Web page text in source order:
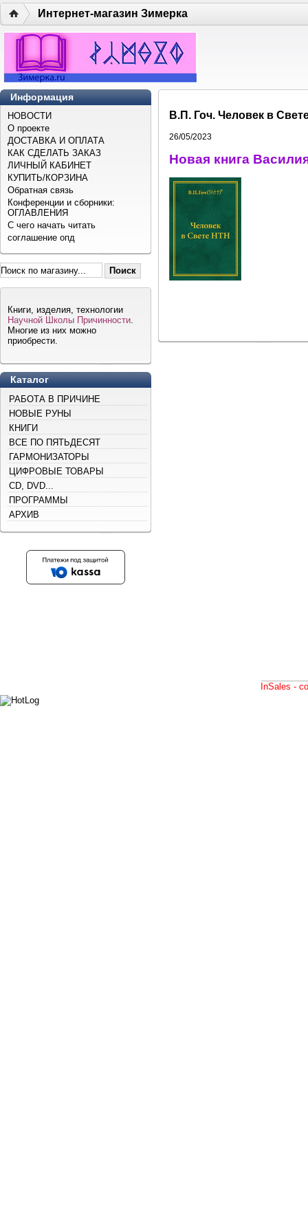
Интернет-магазин Зимерка
Информация
НОВОСТИ
О проекте
ДОСТАВКА И ОПЛАТА
КАК СДЕЛАТЬ ЗАКАЗ
ЛИЧНЫЙ КАБИНЕТ
КУПИТЬ/КОРЗИНА
Обратная связь
Конференции и сборники:
ОГЛАВЛЕНИЯ
С чего начать читать
соглашение опд
Книги, изделия, технологии
Научной Школы Причинности
Многие из них можно
приобрести.
Каталог
РАБОТА В ПРИЧИНЕ
НОВЫЕ РУНЫ
КНИГИ
ВСЕ ПО ПЯТЬДЕСЯТ
ГАРМОНИЗАТОРЫ
ЦИФРОВЫЕ ТОВАРЫ
CD, DVD...
ПРОГРАММЫ
АРХИВ
В.П. Гоч. Человек в
26/05/2023
Новая книга
InSales -